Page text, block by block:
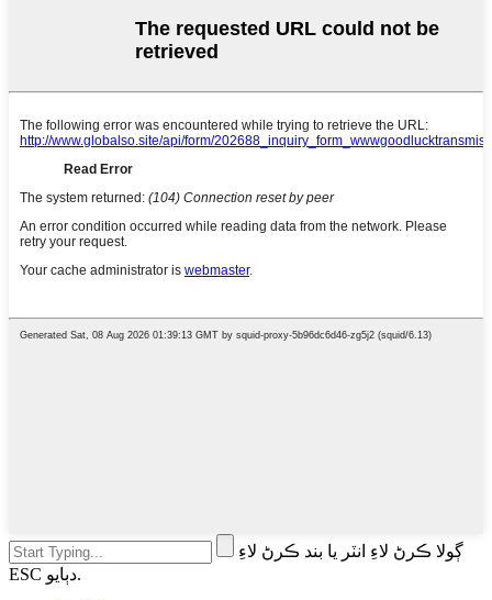
ڳولا ڪرڻ لاءِ انٽر يا بند ڪرڻ لاءِ
ESC دٻايو.